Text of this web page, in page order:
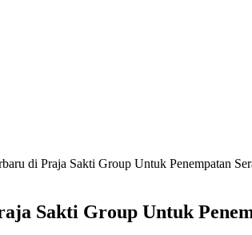
di Praja Sakti Group Untuk Penempatan
Sakti Group Untuk